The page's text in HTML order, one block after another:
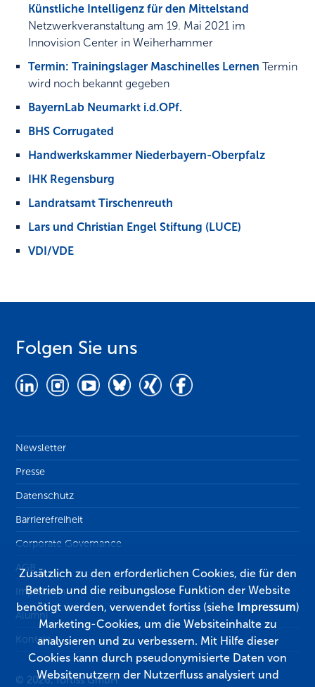
Künstliche Intelligenz für den Mittelstand
Netzwerkveranstaltung am 19. Mai 2021 im
Innovision Center in Weiherhammer
Termin: Trainingslager Maschinelles Lernen Termin
wird noch bekannt gegeben
BayernLab Neumarkt i.d.OPf.
BHS Corrugated
Handwerkskammer Niederbayern-Oberpfalz
IHK Regensburg
Landratsamt Tirschenreuth
Lars und Christian Engel Stiftung (LUCE)
VDI/VDE
Folgen Sie uns
Newsletter
Presse
Datenschutz
Barrierefreiheit
Corporate Governance
AGB
Impressum
Alumni
Kontakt
© 2026, fortiss GmbH
Zusätzlich zu den erforderlichen Cookies, die für den
Betrieb und die reibungslose Funktion der Website
benötigt werden, verwendet fortiss (siehe Impressum)
Marketing-Cookies, um die Websiteinhalte zu
analysieren und zu verbessern. Mit Hilfe dieser
Cookies kann durch pseudonymisierte Daten von
Websitenutzern der Nutzerfluss analysiert und